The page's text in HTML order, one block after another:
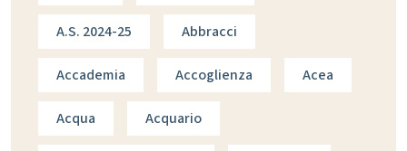
A.s. 2024-25 Abbracci
Accademia Accoglienza Acea
Acqua Acquario